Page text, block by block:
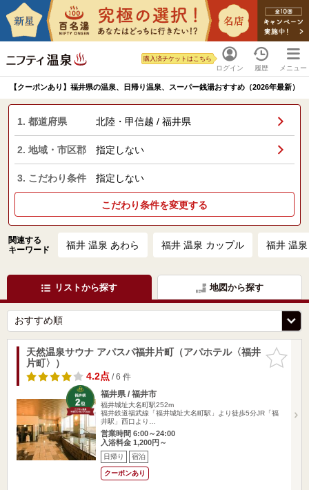
ログイン
購入済チケットはこちら
履歴 メニュー
【クーポンあり】福井県の温泉、日帰り温泉、スーパー銭湯おすすめ（2026年最新）
1. 都道府県 北陸・甲信越 / 福井県
2. 地域・市区郡 指定しない
3. こだわり条件 指定しない
こだわり条件を変更する
関連する
キーワード
福井 温泉 あわら 福井 温泉 カップル 福井 温
リストから探す 地図から探す
お気に入
りに追加
天然温泉サウナ アパスパ福井片町（アパホテル〈福井
片町〉）
4.2点/ 6 件
福井県 / 福井市
福井城址大名町駅252m
福井鉄道福武線「福井城址大名町駅」より徒歩5分JR「福
井駅」西口より…
営業時間 6:00～24:00
入浴料金 1,200円～
日帰り 宿泊
クーポンあり